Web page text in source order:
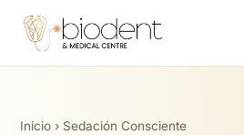
Inicio › Sedación Consciente